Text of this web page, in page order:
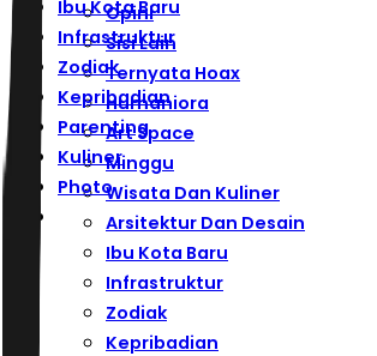
Ibu Kota Baru
Infrastruktur
Zodiak
Kepribadian
Parenting
Kuliner
Photo
Opini
Sisi Lain
Ternyata Hoax
Humaniora
Art Space
Minggu
Wisata Dan Kuliner
Arsitektur Dan Desain
Ibu Kota Baru
Infrastruktur
Zodiak
Kepribadian